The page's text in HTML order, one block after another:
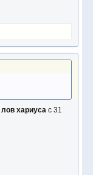
лов хариуса с 31